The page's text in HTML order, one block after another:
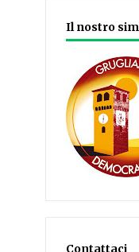
Il nostro
Contattaci